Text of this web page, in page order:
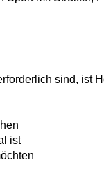
sind, ist
ist